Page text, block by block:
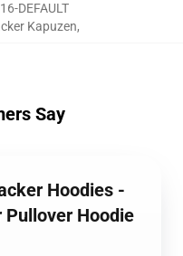
DEFAULT
Kapuzen,
Say
Hoodies -
Hoodie